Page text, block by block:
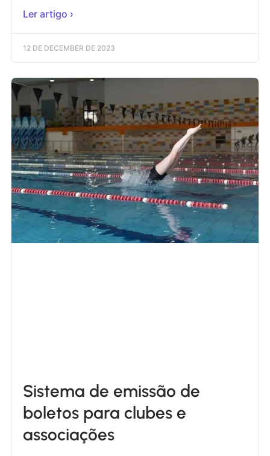
Ler artigo ›
12 DE DECEMBER DE 2023
Sistema de emissão de
boletos para clubes e
associações